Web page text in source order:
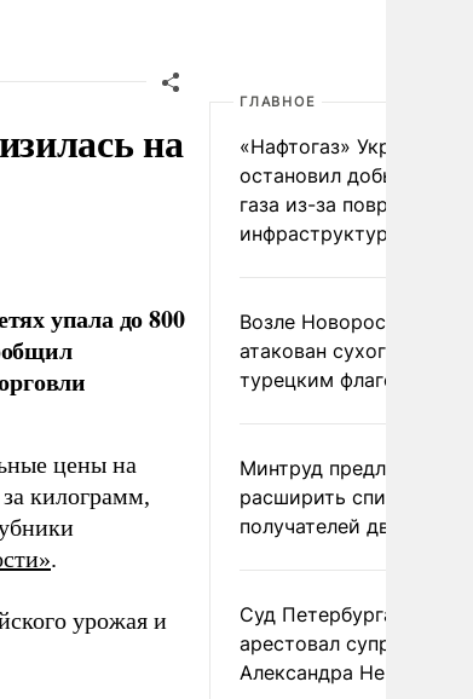
на
упала до 800
цены на
килограмм,
.
урожая и
ГЛАВНОЕ
«Нафтогаз» Украины
остановил добычу
газа из-за повреждения
инфраструктуры
Возле Новороссийска
атакован сухогруз под
турецким флагом
Минтруд предложил
расширить список
получателей двух
Суд Петербурга заочно
арестовал супругу
Александра Невзорова